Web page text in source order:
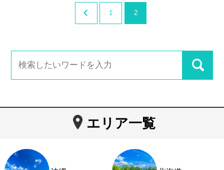
1 2
エリア一覧